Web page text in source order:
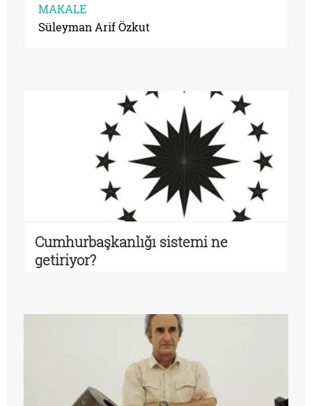
MAKALE
Süleyman Arif Özkut
Cumhurbaşkanlığı sistemi ne
getiriyor?